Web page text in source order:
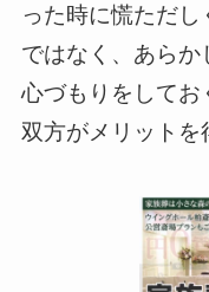
った時に慌ただ
ではなく、あら
心づもりをしてお
双方がメリットを